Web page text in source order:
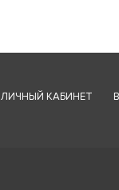
ЛИЧНЫЙ КАБИНЕТ